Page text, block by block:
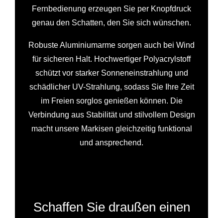
Fernbedienung erzeugen Sie per Knopfdruck
genau den Schatten, den Sie sich wünschen.
Robuste Aluminiumarme sorgen auch bei Wind
für sicheren Halt. Hochwertiger Polyacrylstoff
schützt vor starker Sonneneinstrahlung und
schädlicher UV-Strahlung, sodass Sie Ihre Zeit
im Freien sorglos genießen können. Die
Verbindung aus Stabilität und stilvollem Design
macht unsere Markisen gleichzeitig funktional
und ansprechend.
Schaffen Sie draußen einen